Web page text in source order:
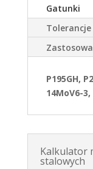
Gatunki
P195GH,
14MoV6-
Kalkulator
stalowych